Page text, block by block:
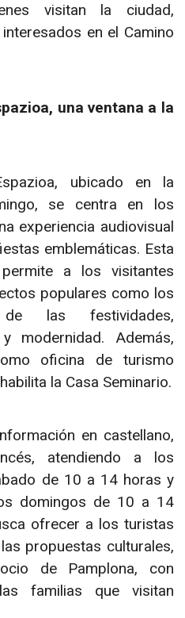
visitan la ciudad,
en el Camino
una ventana a la
ubicado en la
se centra en los
experiencia audiovisual
emblemáticas. Esta
a los visitantes
populares como los
las festividades,
modernidad. Además,
oficina de turismo
la Casa Seminario.
en castellano,
atendiendo a los
de 10 a 14 horas y
domingos de 10 a 14
ofrecer a los turistas
propuestas culturales,
de Pamplona, con
familias que visitan